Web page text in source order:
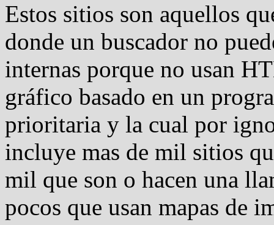
Estos sitios son aquellos
donde un buscador no
internas porque no usan
gráfico basado en un
prioritaria y la cual por
incluye mas de mil sitios
mil que son o hacen una
pocos que usan mapas de